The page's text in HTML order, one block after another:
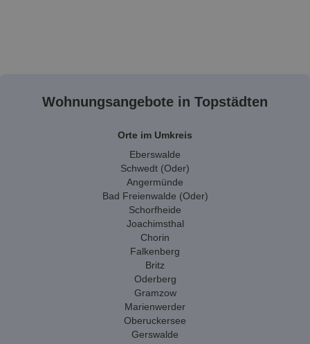
Wohnungsangebote in Topstädten
Orte im Umkreis
Eberswalde
Schwedt (Oder)
Angermünde
Bad Freienwalde (Oder)
Schorfheide
Joachimsthal
Chorin
Falkenberg
Britz
Oderberg
Gramzow
Marienwerder
Oberuckersee
Gerswalde